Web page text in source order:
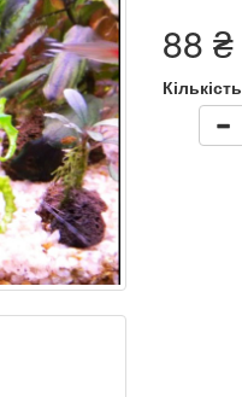
88 ₴
Кількість